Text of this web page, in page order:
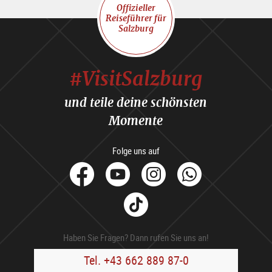
Offizieller
Reiseführer für
Salzburg
#VisitSalzburg
und teile deine schönsten
Momente
Folge uns auf
facebook
YoutubeInstagram
Tik
Tok
Haben Sie Fragen? Dann rufen Sie uns an!
Tel. +43 662 889 87-0